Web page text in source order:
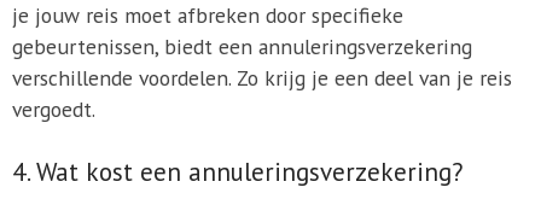
je jouw reis moet afbreken door specifieke
gebeurtenissen, biedt een annuleringsverzekering
verschillende voordelen. Zo krijg je een deel van je reis
vergoedt.
4. Wat kost een annuleringsverzekering?